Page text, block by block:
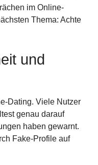
im Online-
Thema: Achte
und
Dating. Viele Nutzer
genau darauf
haben gewarnt.
Fake-Profile auf